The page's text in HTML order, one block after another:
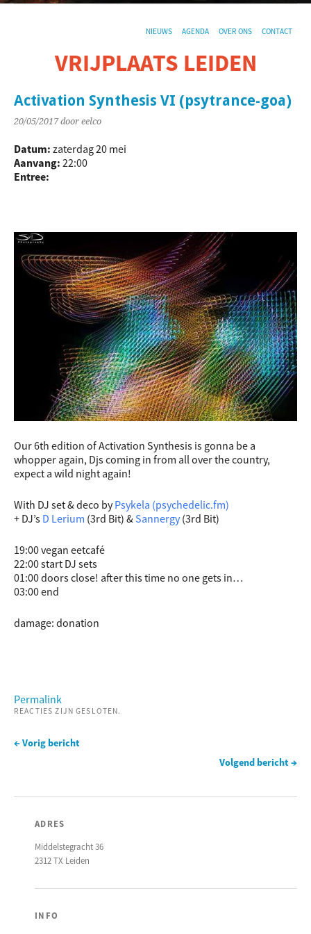
NIEUWS AGENDA OVER ONS CONTACT
VRIJPLAATS LEIDEN
Activation Synthesis VI (psytrance-goa)
20/05/2017 door eelco
Datum: zaterdag 20 mei
Aanvang: 22:00
Entree:
Our 6th edition of Activation Synthesis is gonna be a
whopper again, Djs coming in from all over the country,
expect a wild night again!
With DJ set & deco byPsykela (psychedelic.fm)
+ DJ’s D Lerium (3rd Bit) & Sannergy(3rd Bit)
19:00 vegan eetcafé
22:00 start DJ sets
01:00 doors close! after this time no one gets in…
03:00 end
damage: donation
Permalink
REACTIES ZIJN GESLOTEN.
← Vorig bericht
Volgend bericht →
ADRES
Middelstegracht 36
2312 TX Leiden
INFO